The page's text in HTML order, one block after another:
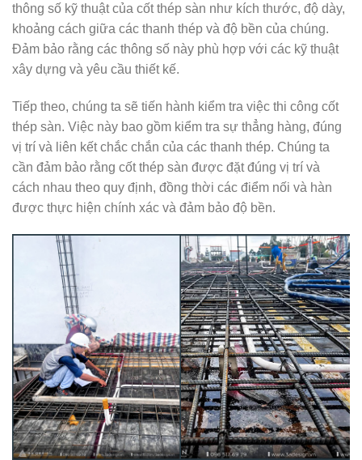
thông số kỹ thuật của cốt thép sàn như kích thước, độ dày,
khoảng cách giữa các thanh thép và độ bền của chúng.
Đảm bảo rằng các thông số này phù hợp với các kỹ thuật
xây dựng và yêu cầu thiết kế.
Tiếp theo, chúng ta sẽ tiến hành kiểm tra việc thi công cốt
thép sàn. Việc này bao gồm kiểm tra sự thẳng hàng, đúng
vị trí và liên kết chắc chắn của các thanh thép. Chúng ta
cần đảm bảo rằng cốt thép sàn được đặt đúng vị trí và
cách nhau theo quy định, đồng thời các điểm nối và hàn
được thực hiện chính xác và đảm bảo độ bền.